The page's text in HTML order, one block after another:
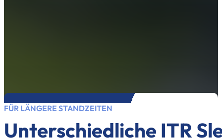
FÜR LÄNGERE STANDZEITEN
Unterschiedliche ITR